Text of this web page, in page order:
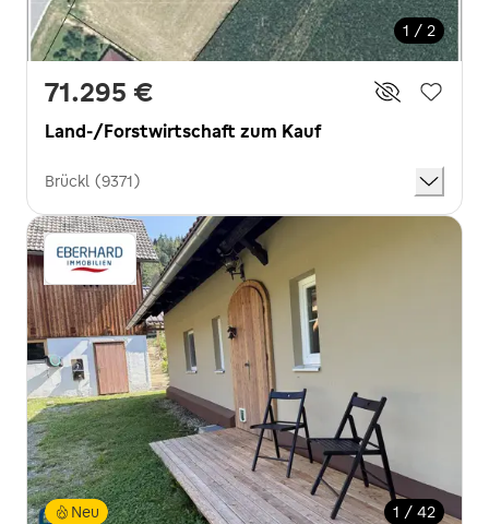
1 / 2
71.295 €
Land-/Forstwirtschaft zum Kauf
Brückl (9371)
1 / 42
Neu